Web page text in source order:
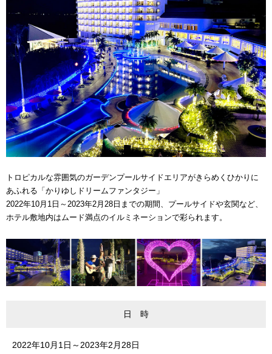
トロピカルな雰囲気のガーデンプールサイドエリアがきらめくひかりに
あふれる「かりゆしドリームファンタジー」
2022年10月1日～2023年2月28日までの期間、プールサイドや玄関など、
ホテル敷地内はムード満点のイルミネーションで彩られます。
日 時
2022年10月1日～2023年2月28日